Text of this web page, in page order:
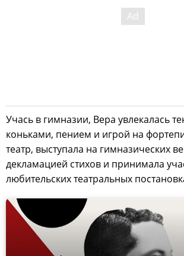
Учась в гимназии, Вера увлекалась
коньками, пением и игрой на
театр, выступала на гимназических
декламацией стихов и принимала
любительских театральных